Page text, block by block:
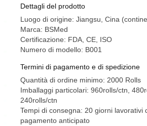
Dettagli del prodotto
Luogo di origine: Jiangsu, Cina
Marca: BSMed
Certificazione: FDA, CE, ISO
Numero di modello: B001
Termini di pagamento e di spedizione
Quantità di ordine minimo: 2000 Rolls
Imballaggi particolari: 960rolls/ctn,
240rolls/ctn
Tempi di consegna: 20 giorni lavorativi
pagamento anticipato